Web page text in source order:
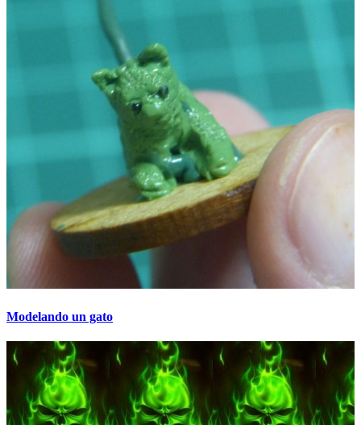
Modelando un gato